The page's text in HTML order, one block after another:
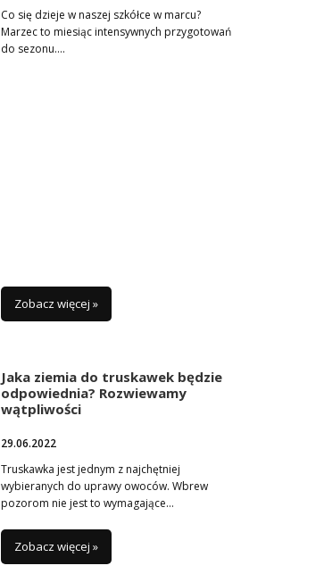
Co się dzieje w naszej szkółce w marcu?
Marzec to miesiąc intensywnych przygotowań
do sezonu….
Zobacz więcej »
Jaka ziemia do truskawek będzie
odpowiednia? Rozwiewamy
wątpliwości
29.06.2022
Truskawka jest jednym z najchętniej
wybieranych do uprawy owoców. Wbrew
pozorom nie jest to wymagające…
Zobacz więcej »